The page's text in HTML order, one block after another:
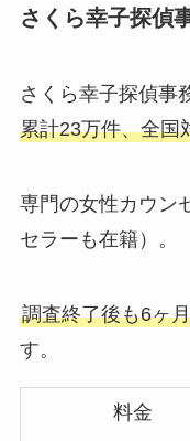
さくら幸子探偵
さくら幸子探偵事
累計23万件、全国
専門の女性カウン
セラーも在籍）。
調査終了後も6ヶ
す。
料金